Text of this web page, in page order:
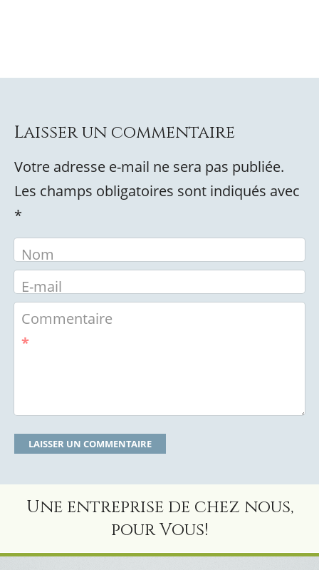
Laisser un commentaire
Votre adresse e-mail ne sera pas publiée.
Les champs obligatoires sont indiqués avec
*
Nom
E-mail
Commentaire
*
Une entreprise de chez nous,
pour Vous!